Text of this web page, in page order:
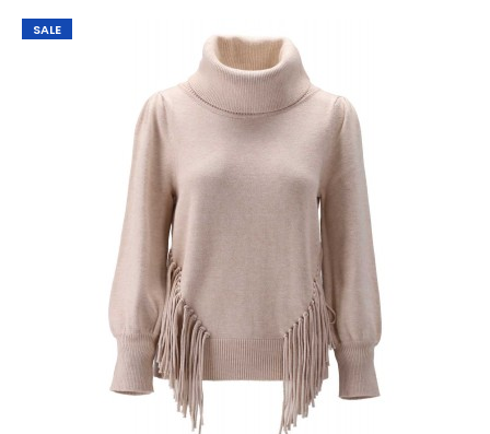
Kaffe O-neck pullover KALizza Zwart SL
€ 34,95
€ 10,00
SALE